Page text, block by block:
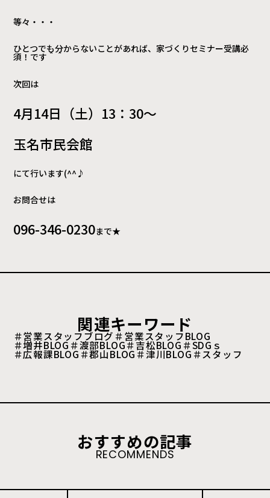
等々・・・
ひとつでも分からないことがあれば、家づくりセミナー受講必
須！です＾＾
次回は
4月14日（土）13：30～
玉名市民会館
にて行います(^^♪
お問合せは
096-346-0230まで★
関連キーワード
＃営業スタッフブログ＃営業スタッフBLOG
＃増井BLOG＃渡部BLOG＃吉松BLOG＃SDGｓ
＃広報課BLOG＃郡山BLOG＃津川BLOG＃スタッフ
おすすめの記事
RECOMMENDS